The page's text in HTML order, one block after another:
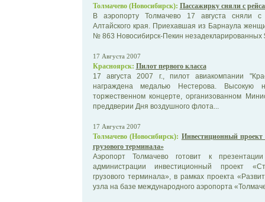
Толмачево (Новосибирск): Пассажирку сняли с
В аэропорту Толмачево 17 августа сняли
Алтайского края. Приехавшая из Барнаула
№ 863 Новосибирск-Пекин незадекларированных
17 Августа 2007
Красноярск: Пилот первого класса
17 августа 2007 г., пилот авиакомпании
награждена медалью Нестерова. Высокую
торжественном концерте, организованном
преддверии Дня воздушного флота...
17 Августа 2007
Толмачево (Новосибирск): Инвестиционный проект
грузового терминала»
Аэропорт Толмачево готовит к
администрации инвестиционный проект
грузового терминала», в рамках проекта
узла на базе международного аэропорта